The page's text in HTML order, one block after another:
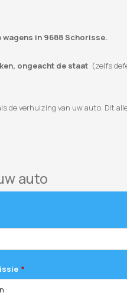
in 9688 Schorisse.
ongeacht de staat (zelfs
de verhuizing van uw auto. Dit
auto
*